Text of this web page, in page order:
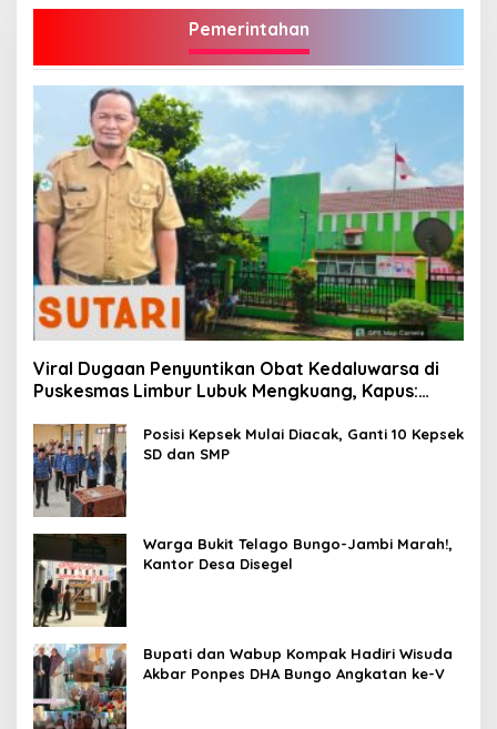
Pemerintahan
Viral Dugaan Penyuntikan Obat Kedaluwarsa di
Puskesmas Limbur Lubuk Mengkuang, Kapus:
Posisi Kepsek Mulai Diacak, Ganti 10 Kepsek
SD dan SMP
Warga Bukit Telago Bungo-Jambi Marah!,
Kantor Desa Disegel
Bupati dan Wabup Kompak Hadiri Wisuda
Akbar Ponpes DHA Bungo Angkatan ke-V